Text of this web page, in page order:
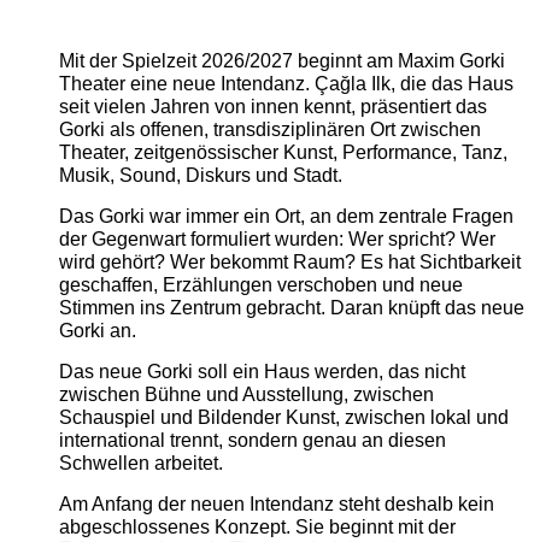
Mit der Spielzeit 2026/2027 beginnt am Maxim Gorki
Theater eine neue Intendanz. Çağla Ilk, die das Haus
seit vielen Jahren von innen kennt, präsentiert das
Gorki als offenen, transdisziplinären Ort zwischen
Theater, zeitgenössischer Kunst, Performance, Tanz,
Musik, Sound, Diskurs und Stadt.
Das Gorki war immer ein Ort, an dem zentrale Fragen
der Gegenwart formuliert wurden: Wer spricht? Wer
wird gehört? Wer bekommt Raum? Es hat Sichtbarkeit
geschaffen, Erzählungen verschoben und neue
Stimmen ins Zentrum gebracht. Daran knüpft das neue
Gorki an.
Das neue Gorki soll ein Haus werden, das nicht
zwischen Bühne und Ausstellung, zwischen
Schauspiel und Bildender Kunst, zwischen lokal und
international trennt, sondern genau an diesen
Schwellen arbeitet.
Am Anfang der neuen Intendanz steht deshalb kein
abgeschlossenes Konzept. Sie beginnt mit der